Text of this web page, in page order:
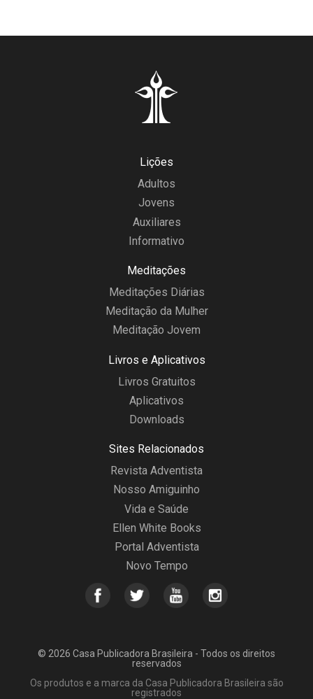
Lições
Adultos
Jovens
Auxiliares
Informativo
Meditações
Meditações Diárias
Meditação da Mulher
Meditação Jovem
Livros e Aplicativos
Livros Gratuitos
Aplicativos
Downloads
Sites Relacionados
Revista Adventista
Nosso Amiguinho
Vida e Saúde
Ellen White Books
Portal Adventista
Novo Tempo
© 2026 Casa Publicadora Brasileira - Todos os direitos
reservados
Os produtos e a marca da Casa Publicadora Brasileira são
registrados